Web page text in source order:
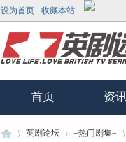
设为首页 收藏本站
首页 资
英剧论坛 =热门剧集=